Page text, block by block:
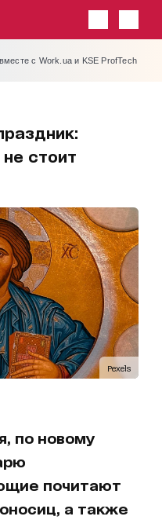
с Work.ua и KSE ProfTech
стоит
Pexels
по новому
почитают
а также